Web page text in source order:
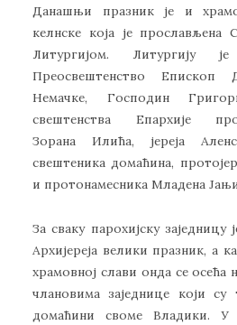
Данашњи празник је и
келнске која је прослављена
Литургијом. Литургију
Преосвештенство
Немачке, Господин
свештенства Епархије
Зорана Илића, јереја
свештеника домаћина,
и протонамесника Младена
За сваку парохијску
Архијереја велики празник, а
храмовној слави онда се осећа
члановима заједнице који
домаћини своме Владики. У